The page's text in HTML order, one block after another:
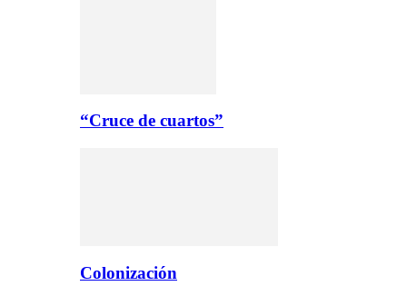
“Cruce de cuartos”
Colonización